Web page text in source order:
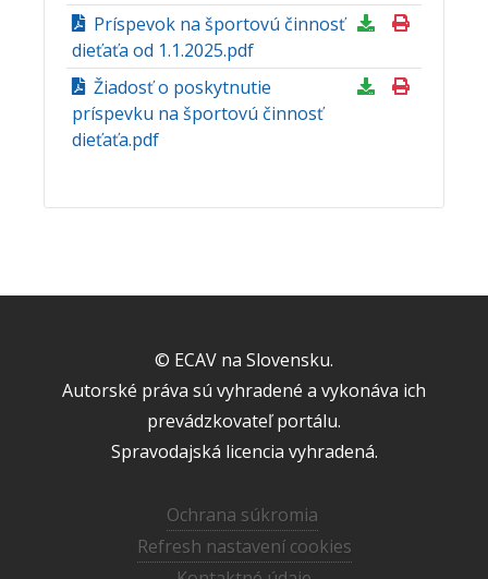
Príspevok na športovú činnosť
dieťaťa od 1.1.2025.pdf
Žiadosť o poskytnutie
príspevku na športovú činnosť
dieťaťa.pdf
© ECAV na Slovensku.
Autorské práva sú vyhradené a vykonáva ich
prevádzkovateľ portálu.
Spravodajská licencia vyhradená.
Ochrana súkromia
Refresh nastavení cookies